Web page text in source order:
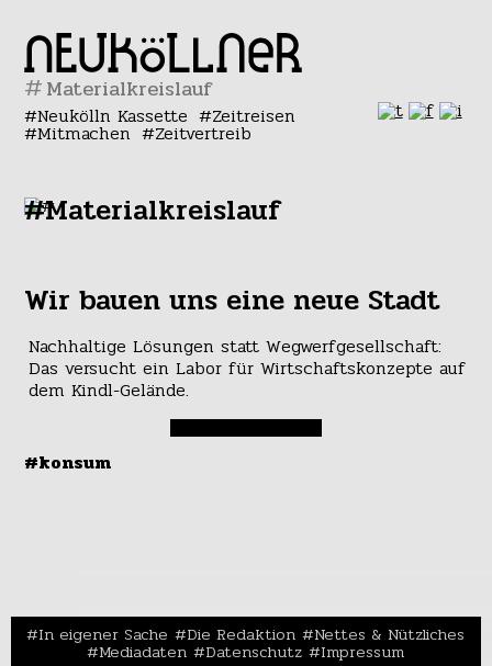
#
Neukölln Kassette Zeitreisen
Mitmachen Zeitvertreib
#Materialkreislauf
Wir bauen uns eine neue Stadt
Nachhaltige Lösungen statt Wegwerfgesellschaft:
Das versucht ein Labor für Wirtschaftskonzepte auf
dem Kindl-Gelände.
#konsum
In eigener Sache Die Redaktion Nettes & Nützliches
Mediadaten Datenschutz Impressum